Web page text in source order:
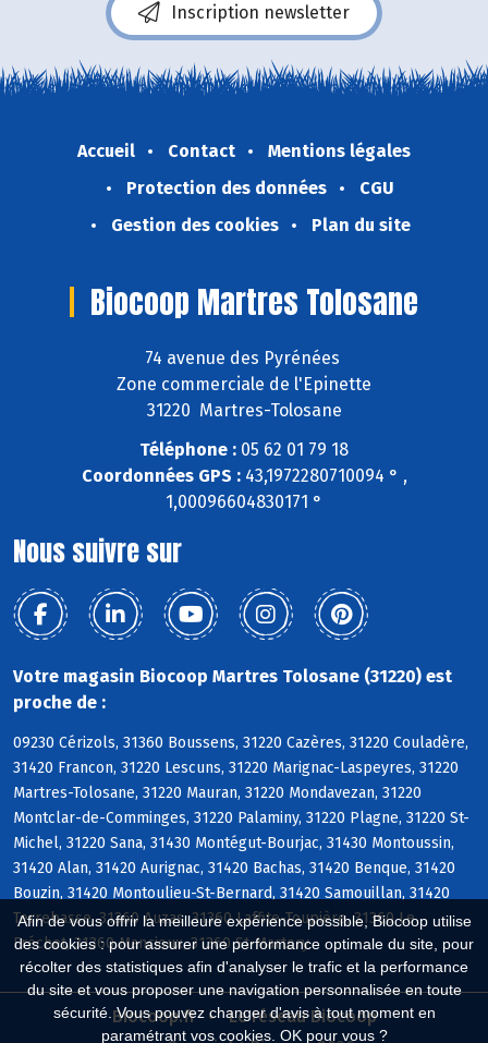
Afin de vous offrir la meilleure expérience possible, Biocoop utilise
des cookies : pour assurer une performance optimale du site, pour
récolter des statistiques afin d'analyser le trafic et la performance
du site et vous proposer une navigation personnalisée en toute
sécurité. Vous pouvez changer d'avis à tout moment en
paramétrant vos cookies. OK pour vous ?
Inscription newsletter
Accueil Contact
Mentions légales
Protection des données
CGU
Gestion des cookies
Plan du site
Biocoop Martres Tolosane
74 avenue des Pyrénées
Zone commerciale de l'Epinette
31220 Martres-Tolosane
Téléphone : 05 62 01 79 18
Coordonnées GPS :43,1972280710094 ° ,
1,00096604830171 °
Nous suivre sur
Votre magasin Biocoop Martres Tolosane (31220) est
proche de :
09230 Cérizols, 31360 Boussens, 31220 Cazères, 31220 Couladère,
31420 Francon, 31220 Lescuns, 31220 Marignac-Laspeyres, 31220
Martres-Tolosane, 31220 Mauran, 31220 Mondavezan, 31220
Montclar-de-Comminges, 31220 Palaminy, 31220 Plagne, 31220 St-
Michel, 31220 Sana, 31430 Montégut-Bourjac, 31430 Montoussin,
31420 Alan, 31420 Aurignac, 31420 Bachas, 31420 Benque, 31420
Bouzin, 31420 Montoulieu-St-Bernard, 31420 Samouillan, 31420
Terrebasse, 31360 Auzas, 31360 Laffite-Toupière, 31360 Le
Fréchet, 31360 Mancioux, 31360 St-Martory
Biocoop.fr
Le réseau Biocoop